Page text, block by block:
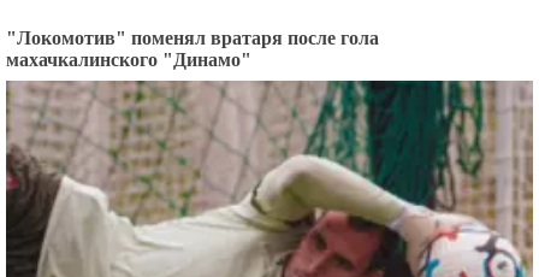
"Локомотив" поменял вратаря после гола
махачкалинского "Динамо"